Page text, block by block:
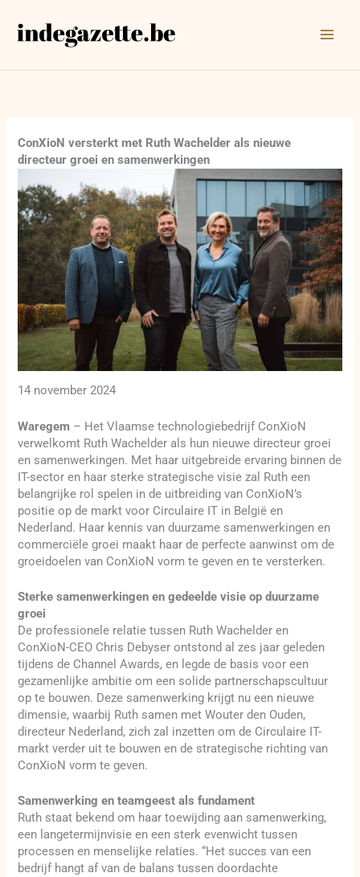
naar
ConXioN versterkt met Ruth Wachelder als nieuwe
directeur groei en samenwerkingen
14 november 2024
Waregem – Het Vlaamse technologiebedrijf ConXioN
verwelkomt Ruth Wachelder als hun nieuwe directeur groei
en samenwerkingen. Met haar uitgebreide ervaring binnen de
IT-sector en haar sterke strategische visie zal Ruth een
belangrijke rol spelen in de uitbreiding van ConXioN’s
positie op de markt voor Circulaire IT in België en
Nederland. Haar kennis van duurzame samenwerkingen en
commerciële groei maakt haar de perfecte aanwinst om de
groeidoelen van ConXioN vorm te geven en te versterken.
Sterke samenwerkingen en gedeelde visie op duurzame
groei
De professionele relatie tussen Ruth Wachelder en
ConXioN-CEO Chris Debyser ontstond al zes jaar geleden
tijdens de Channel Awards, en legde de basis voor een
gezamenlijke ambitie om een solide partnerschapscultuur
op te bouwen. Deze samenwerking krijgt nu een nieuwe
dimensie, waarbij Ruth samen met Wouter den Ouden,
directeur Nederland, zich zal inzetten om de Circulaire IT-
markt verder uit te bouwen en de strategische richting van
ConXioN vorm te geven.
Samenwerking en teamgeest als fundament
Ruth staat bekend om haar toewijding aan samenwerking,
een langetermijnvisie en een sterk evenwicht tussen
processen en menselijke relaties. “Het succes van een
bedrijf hangt af van de balans tussen doordachte